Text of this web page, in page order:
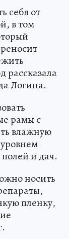
себя от
в том
Логина.
рамы с
влажную
и дач.
носить
пленку,